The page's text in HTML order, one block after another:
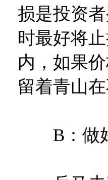
损是投资
时最好将
内，如果
留着青山在
B：做好